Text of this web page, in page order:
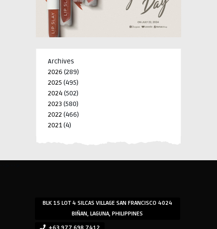
Archives
2026 (289)
2025 (495)
2024 (502)
2023 (580)
2022 (466)
2021(4)
BLK 15 LOT 4 SILCAS VILLAGE SAN FRANCISCO 4024
BIÑAN, LAGUNA, PHILIPPINES